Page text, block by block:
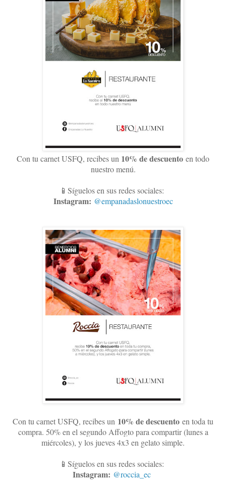
Con tu carnet USFQ, recibes un 10% de descuento en todo
nuestro menú.
📱Síguelos en sus redes sociales:
Instagram: @empanadaslonuestroec
Con tu carnet USFQ, recibes un 10% de descuento en toda tu
compra. 50% en el segundo Affogto para compartir (lunes a
miércoles), y los jueves 4x3 en gelato simple.
📱Síguelos en sus redes sociales:
Instagram: @roccia_ec